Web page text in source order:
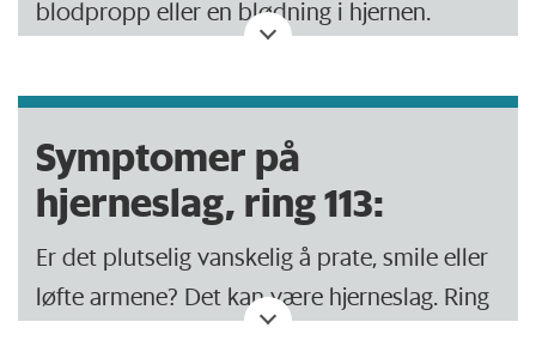
blodpropp eller en blødning i hjernen.
omtrent 12 000 nordmenn pr år.
Gjennomsnittsalderen er omlag 75 år. De
rammede områdene i hjernen vil miste
næring og oksygen og bli varig skadet. Dette
fører til lammelser og kan gå ut over
taleevnen.
Symptomer på
hjerneslag, ring 113:
Er det plutselig vanskelig å prate, smile eller
løfte armene? Det kan være hjerneslag. Ring